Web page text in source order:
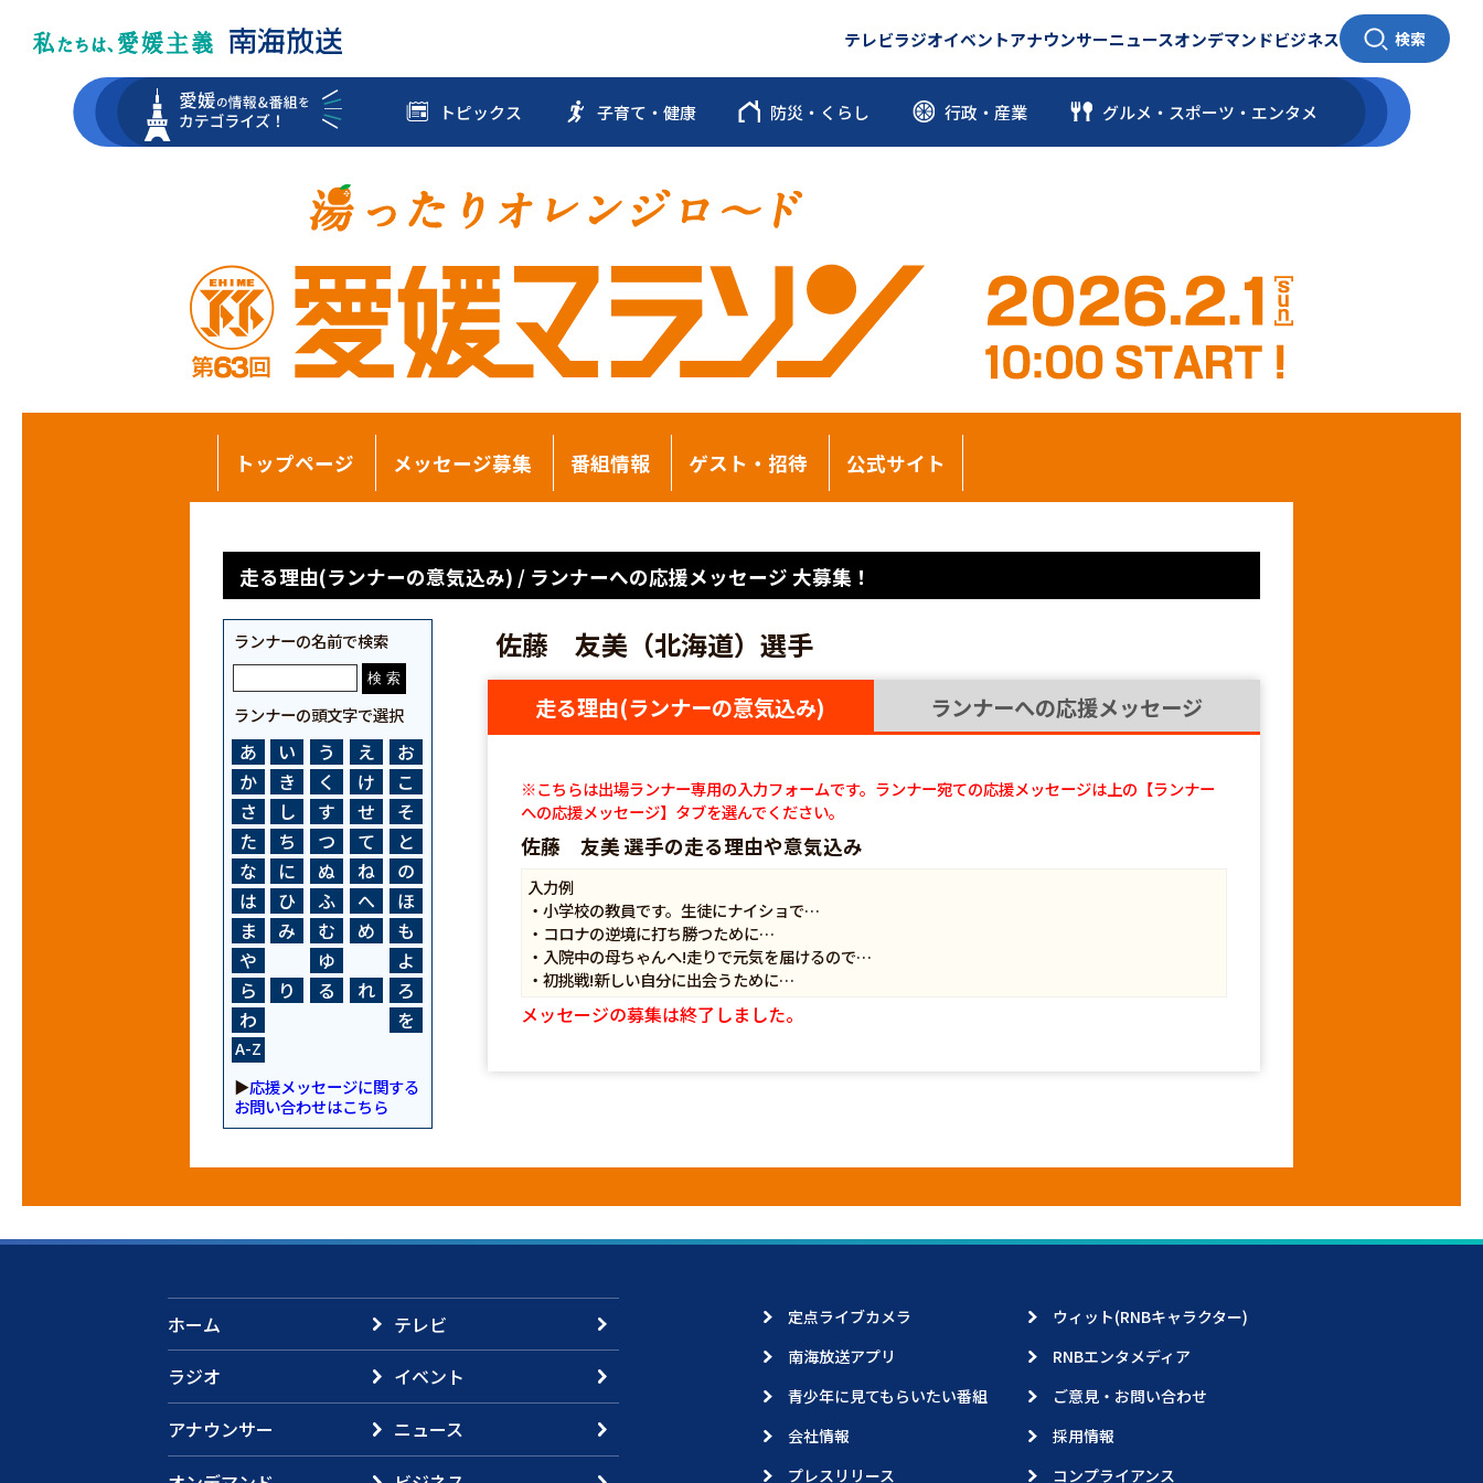
テレビラジオイベントアナウンサーニュースオンデマンドビジネス 検索
トピックス 子育て・健康 防災・くらし 行政・産業 グルメ・スポーツ ・ エンタメ
トップページ メッセージ募集 番組情報 ゲスト・招待 公式サイト
走る理由(ランナーの意気込み) / ランナーへの応援メッセージ 大募集！
ランナーの名前で検索
ランナーの頭文字で選択
あ い う え
お
か
き く け
こ
さ
し す せ
そ
た
ち つ て
と
な
に ぬ ね
の
は
ひ ふ へ
ほ
ま
み む め
も
や
ゆ
よ
ら
り る れ
ろ
わ
を
A-Z
▶応援メッセージに関する
お問い合わせはこちら
佐藤 友美（北海道）選手
走る理由(ランナーの意気込み) ランナーへの応援メッセージ
※こちらは出場ランナー専用の入力フォームです。ランナー宛ての応援メッセージは上の【ランナー
への応援メッセージ】タブを選んでください。
佐藤 友美 選手の走る理由や意気込み
入力例
・小学校の教員です。生徒にナイショで…
・コロナの逆境に打ち勝つために…
・入院中の母ちゃんへ!走りで元気を届けるので…
・初挑戦!新しい自分に出会うために…
メッセージの募集は終了しました。
ホーム
テレビ
ラジオ
イベント
アナウンサー
ニュース
定点ライブカメラ
ウィット(RNBキャラクター)
南海放送アプリ
RNBエンタメディア
青少年に見てもらいたい番組
ご意見・お問い合わせ
会社情報
採用情報
プレスリリース
コンプライアンス